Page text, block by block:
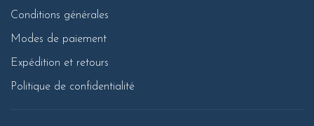
Conditions générales
Modes de paiement
Expédition et retours
Politique de confidentialité